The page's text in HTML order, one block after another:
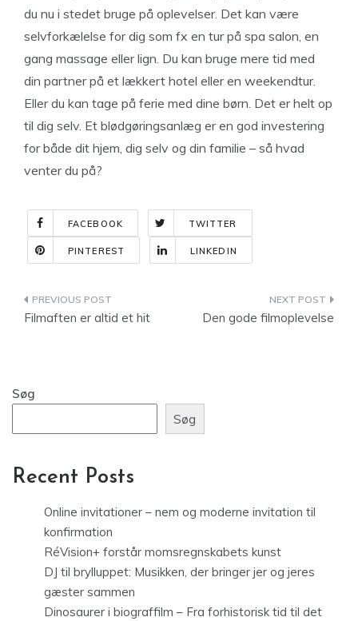
du nu i stedet bruge på oplevelser. Det kan være
selvforkælelse for dig som fx en tur på spa salon, en
gang massage eller lign. Du kan bruge mere tid med
din partner på et lækkert hotel eller en weekendtur.
Eller du kan tage på ferie med dine børn. Det er helt op
til dig selv. Et blødgøringsanlæg er en god investering
for både dit hjem, dig selv og din familie – så hvad
venter du på?
FACEBOOK TWITTER
PINTEREST LINKEDIN
Indlægsnavigation
Filmaften er altid et hit Den gode filmoplevelse
Søg
Søg
Recent Posts
Online invitationer – nem og moderne invitation til
konfirmation
RéVision+ forstår momsregnskabets kunst
DJ til brylluppet: Musikken, der bringer jer og jeres
gæster sammen
Dinosaurer i biograffilm – Fra forhistorisk tid til det